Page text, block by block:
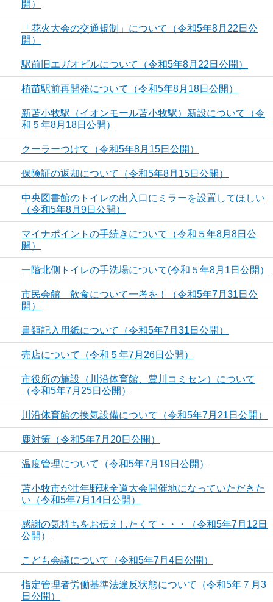
開）
「花火大会の交通規制」について（令和5年8月22日公
開）
駅前旧エガオビルについて（令和5年8月22日公開）
植苗駅前再開発について（令和5年8月18日公開）
新苫小牧駅（イオンモール苫小牧駅）新設について（令
和５年8月18日公開）
クーラーつけて（令和5年8月15日公開）
保険証の返却について（令和5年8月15日公開）
中央図書館のトイレの出入口にミラーを設置してほしい
（令和5年8月9日公開）
マイナポイントの手続きについて（令和５年8月8日公
開）
一階北側トイレの手洗場について(令和５年8月1日公開）
市民会館 飲食について一考を！（令和5年7月31日公
開）
書類記入用紙について（令和5年7月31日公開）
売店について（令和５年7月26日公開）
市役所の施設（川沿体育館、豊川コミセン）について
（令和5年7月25日公開）
川沿体育館の換気設備について（令和5年7月21日公開）
鹿対策（令和5年7月20日公開）
温度管理について（令和5年7月19日公開）
苫小牧市が壮年野球全道大会開催地になっていただきた
い（令和5年7月14日公開）
感謝の気持ちをお伝えしたくて・・・（令和5年7月12日
公開）
こども会議について（令和5年7月4日公開）
指定管理者労働基準法違反状態について（令和5年７月3
日公開）